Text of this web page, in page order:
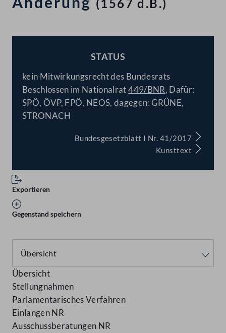
(1567 d.B.)
STATUS
kein Mitwirkungsrecht des Bundesrats
Beschlossen im Nationalrat449/BNR, Dafür:
SPÖ, ÖVP, FPÖ, NEOS, dagegen: GRÜNE,
STRONACH
Bundesgesetzblatt I Nr. 41/2017
Kunsttext
Exportieren
Gegenstand speichern
Übersicht
Stellungnahmen
Parlamentarisches Verfahren
Einlangen NR
Ausschussberatungen NR